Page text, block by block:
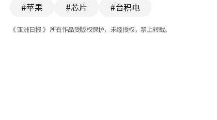
#苹果 #芯片 #台积电
《 亚洲日报 》 所有作品受版权保护，未经授权，禁止转载。